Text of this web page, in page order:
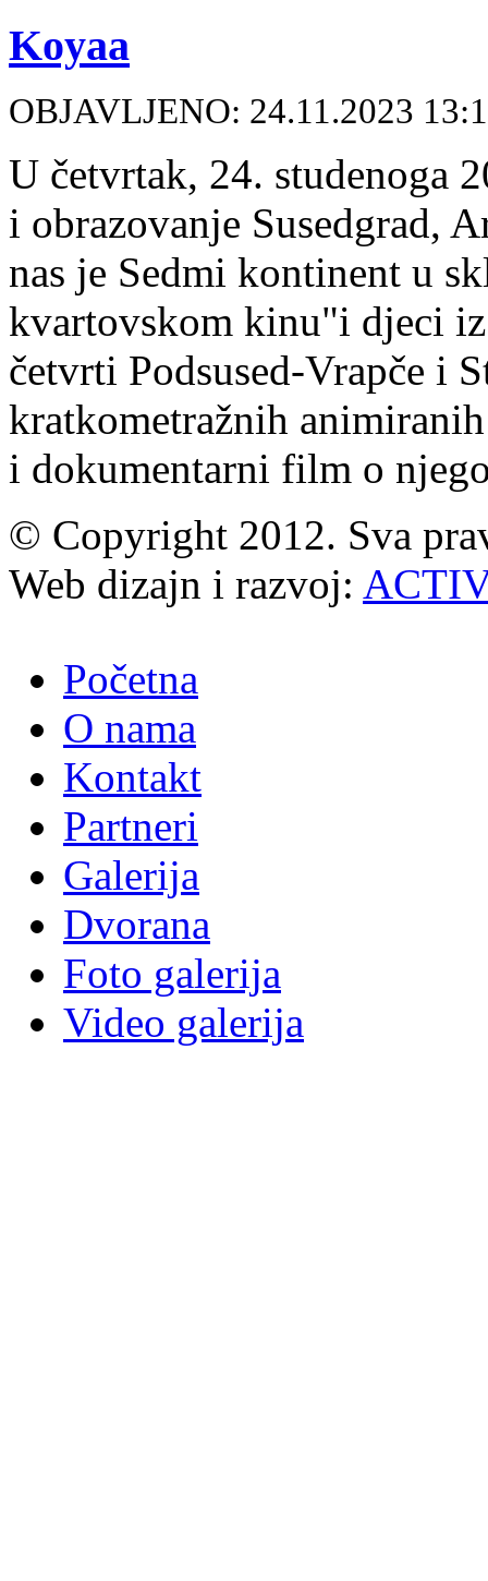
Koyaa
OBJAVLJENO: 24.11.2023
U četvrtak, 24. studenoga
i obrazovanje Susedgrad,
nas je Sedmi kontinent u
kvartovskom kinu"i djeci
četvrti Podsused-Vrapče i
kratkometražnih
i dokumentarni film o
© Copyright 2012. Sva
Web dizajn i razvoj:
Početna
O nama
Kontakt
Partneri
Galerija
Dvorana
Foto galerija
Video galerija